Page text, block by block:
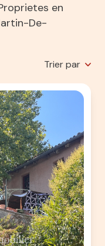
en
De-
Trier par